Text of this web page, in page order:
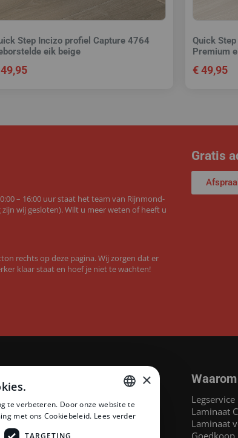
Step Incizo profiel Capture 4764
eik beige
49,95
Quick
Premium
€49,95
– 16:00 uur staat het team van Rijnmond-
wij gesloten). Wilt u meer weten of heeft u
rechts op deze pagina. Wij zorgen dat er
klaar staat en hoef je niet te wachten!
Gratis
Step laminaat
PVC MEGAMAT©
laminaat
laminaat
Legservice
Laminaat
Laminaat
DUTCH
×
te verbeteren. Door onze website te
met ons Cookiebeleid. Lees verder
TARGETING